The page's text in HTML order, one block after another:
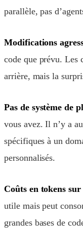
parallèle, pas
Modifications
code que prévu.
arrière, mais la
Pas de système de
vous avez. Il n’y a
spécifiques à un
personnalisés.
Coûts en tokens sur
utile mais peut
grandes bases de